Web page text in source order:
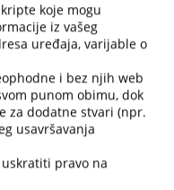
koje mogu
iz vašeg
uređaja, varijable o
i bez njih web
punom obimu, dok
za dodatne stvari (npr.
usavršavanja
pravo na